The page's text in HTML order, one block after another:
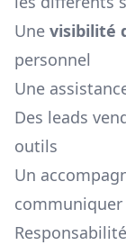
Une visibilité
personnel
Une
Des leads
outils
Un